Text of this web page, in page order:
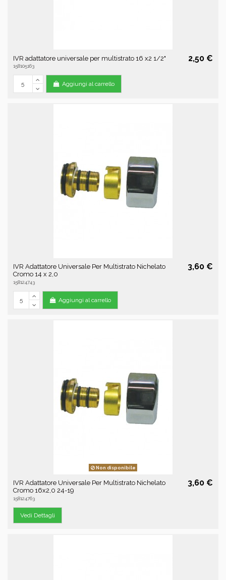
IVR adattatore universale per multistrato 16 x2 1/2"
158105163
2,50 €
Aggiungi al carrello
IVR Adattatore Universale Per Multistrato Nichelato
Cromo 14 x 2,0
158124743
3,60 €
Aggiungi al carrello
Non disponibile
IVR Adattatore Universale Per Multistrato Nichelato
Cromo 16x2,0 24-19
158124763
3,60 €
Vedi Dettagli